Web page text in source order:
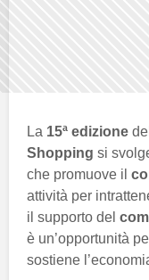
La 15ª edizione del
Shopping si
che promuove il
attività per
il supporto del
è un’opportunità
sostiene